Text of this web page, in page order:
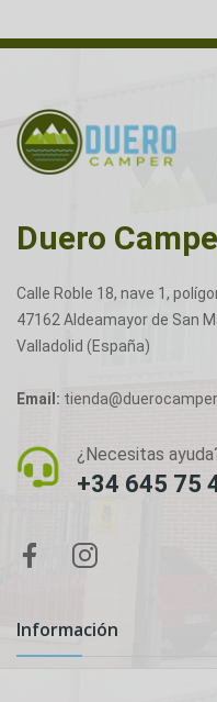
Duero
Calle Roble 18, nave 1,
47162 Aldeamayor de San
Valladolid (España)
Email:
¿Necesitas
+34 645 75
Información